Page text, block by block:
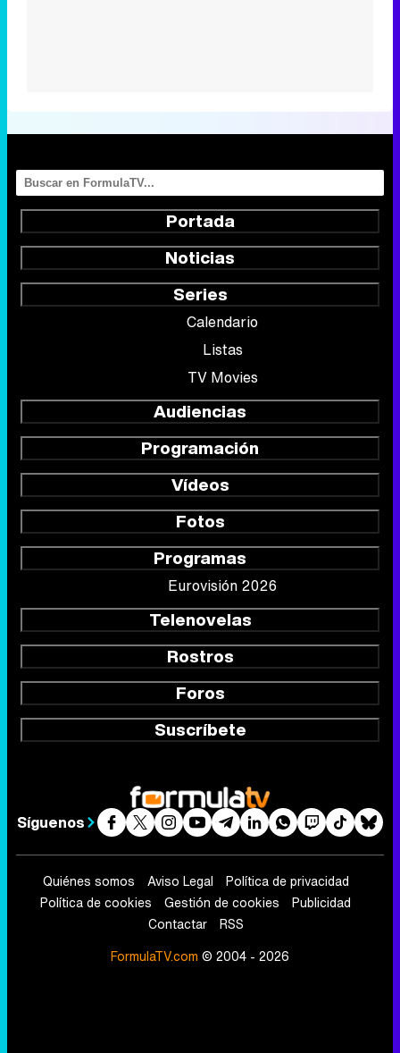
Portada
Noticias
Series
Calendario
Listas
TV Movies
Audiencias
Programación
Vídeos
Fotos
Programas
Eurovisión 2026
Telenovelas
Rostros
Foros
Suscríbete
Síguenos
Quiénes somos Aviso Legal
Política de privacidad
Política de cookies
Gestión de cookies
Publicidad
Contactar
RSS
FormulaTV.com © 2004 - 2026